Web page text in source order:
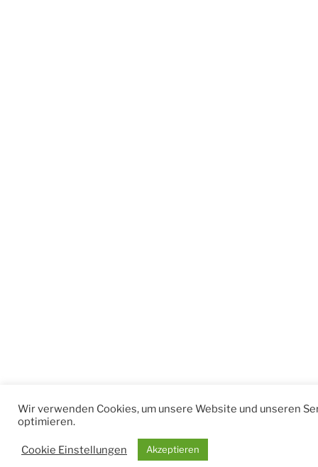
Wir verwenden Cookies, um unsere Website und unseren
optimieren.
Cookie Einstellungen Akzeptieren